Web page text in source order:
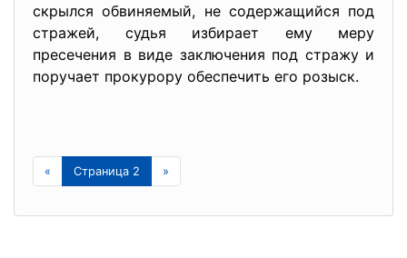
скрылся обвиняемый, не содержащийся под
стражей, судья избирает ему меру
пресечения в виде заключения под стражу и
поручает прокурору обеспечить его розыск.
« Страница 2 »